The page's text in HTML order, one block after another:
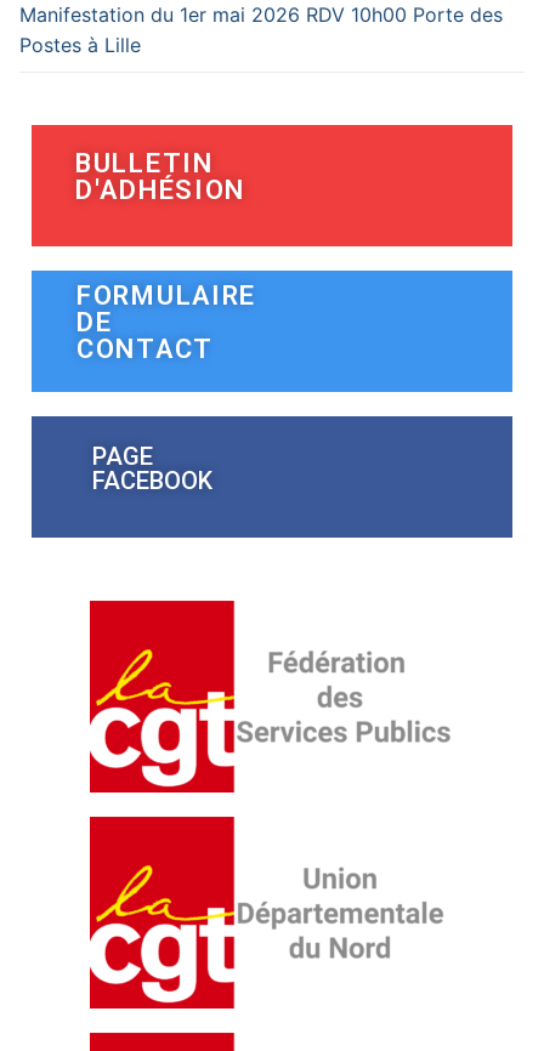
Manifestation du 1er mai 2026 RDV 10h00 Porte des
Postes à Lille
BULLETIN
D'ADHÉSION
FORMULAIRE
DE
CONTACT
PAGE
FACEBOOK